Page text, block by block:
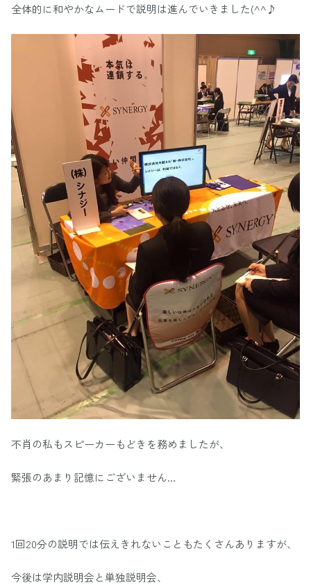
全体的に和やかなムードで説明は進んでいきました(^^♪
不肖の私もスピーカーもどきを務めましたが、
緊張のあまり記憶にございません…
1回20分の説明では伝えきれないこともたくさんありますが、
今後は学内説明会と単独説明会、